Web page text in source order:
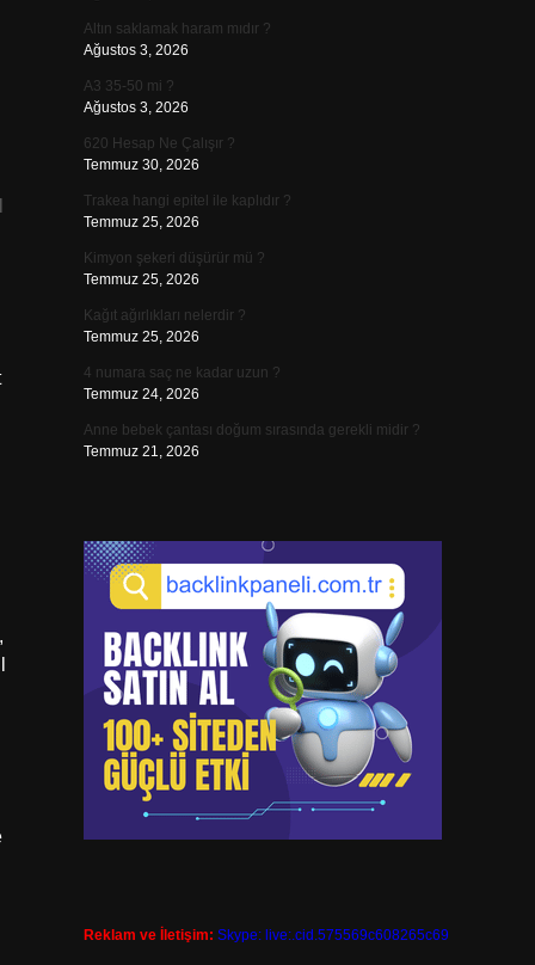
Altın saklamak haram mıdır ?
Ağustos 3, 2026
A3 35-50 mi ?
Ağustos 3, 2026
620 Hesap Ne Çalışır ?
Temmuz 30, 2026
Trakea hangi epitel ile kaplıdır ?
Temmuz 25, 2026
Kimyon şekeri düşürür mü ?
Temmuz 25, 2026
Kağıt ağırlıkları nelerdir ?
Temmuz 25, 2026
4 numara saç ne kadar uzun ?
Temmuz 24, 2026
Anne bebek çantası doğum sırasında gerekli midir ?
Temmuz 21, 2026
Reklam ve İletişim: Skype: live:.cid.575569c608265c69